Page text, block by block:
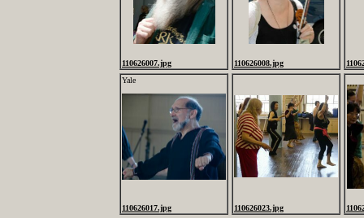
110626007.jpg 110626008.jpg
Yale
110626017.jpg 110626023.jpg